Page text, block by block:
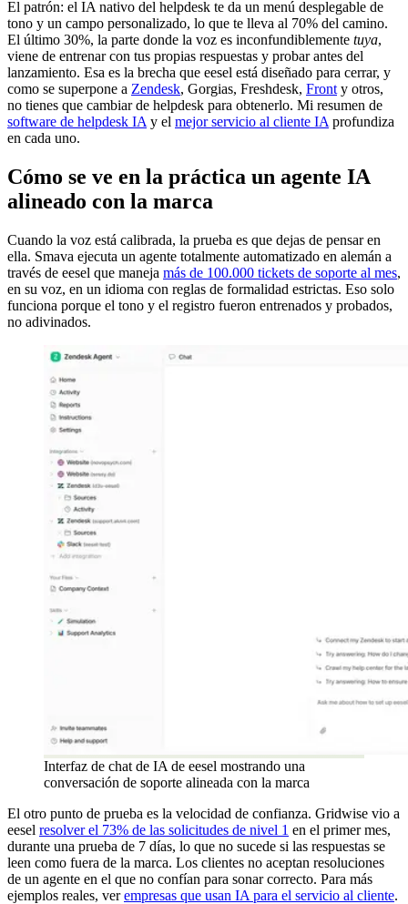
El patrón: el IA nativo del helpdesk te da un menú desplegable de
tono y un campo personalizado, lo que te lleva al 70% del camino.
El último 30%, la parte donde la voz es inconfundiblemente tuya,
viene de entrenar con tus propias respuestas y probar antes del
lanzamiento. Esa es la brecha que eesel está diseñado para cerrar, y
como se superpone a Zendesk, Gorgias, Freshdesk, Front y otros,
no tienes que cambiar de helpdesk para obtenerlo. Mi resumen de
software de helpdesk IA y el mejor servicio al cliente IA profundiza
en cada uno.
Cómo se ve en la práctica un agente IA
alineado con la marca
Cuando la voz está calibrada, la prueba es que dejas de pensar en
ella. Smava ejecuta un agente totalmente automatizado en alemán a
través de eesel que maneja más de 100.000 tickets de soporte al mes,
en su voz, en un idioma con reglas de formalidad estrictas. Eso solo
funciona porque el tono y el registro fueron entrenados y probados,
no adivinados.
Interfaz de chat de IA de eesel mostrando una
conversación de soporte alineada con la marca
El otro punto de prueba es la velocidad de confianza. Gridwise vio a
eesel resolver el 73% de las solicitudes de nivel 1 en el primer mes,
durante una prueba de 7 días, lo que no sucede si las respuestas se
leen como fuera de la marca. Los clientes no aceptan resoluciones
de un agente en el que no confían para sonar correcto. Para más
ejemplos reales, verempresas que usan IA para el servicio al cliente.